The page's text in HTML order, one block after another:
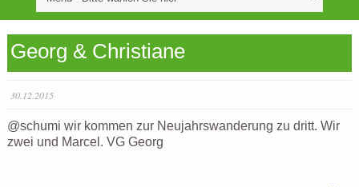
Georg & Christiane
30.12.2015
@schumi wir kommen zur Neujahrswanderung zu dritt. Wir
zwei und Marcel. VG Georg